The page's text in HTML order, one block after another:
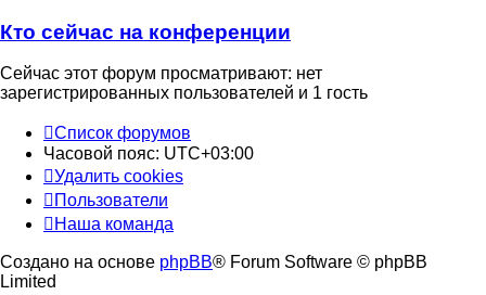
Кто сейчас на конференции
Сейчас этот форум просматривают: нет
зарегистрированных пользователей и 1 гость
Список форумов
Часовой пояс: UTC+03:00
Удалить cookies
Пользователи
Наша команда
Создано на основе phpBB® Forum Software © phpBB
Limited